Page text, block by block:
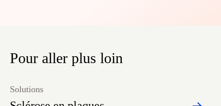
Pour aller plus loin
Solutions